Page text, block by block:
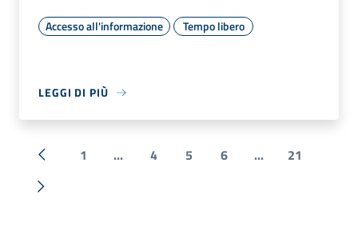
Accesso all'informazione Tempo libero
LEGGI DI PIÙ
« Precedente
1 ... 4 5 6 ... 21
Successiva »